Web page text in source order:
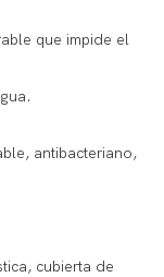
que impide el
antibacteriano,
cubierta de